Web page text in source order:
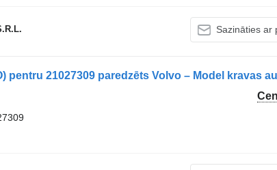
Sazināties ar
pentru 21027309 paredzēts Volvo – Model kravas